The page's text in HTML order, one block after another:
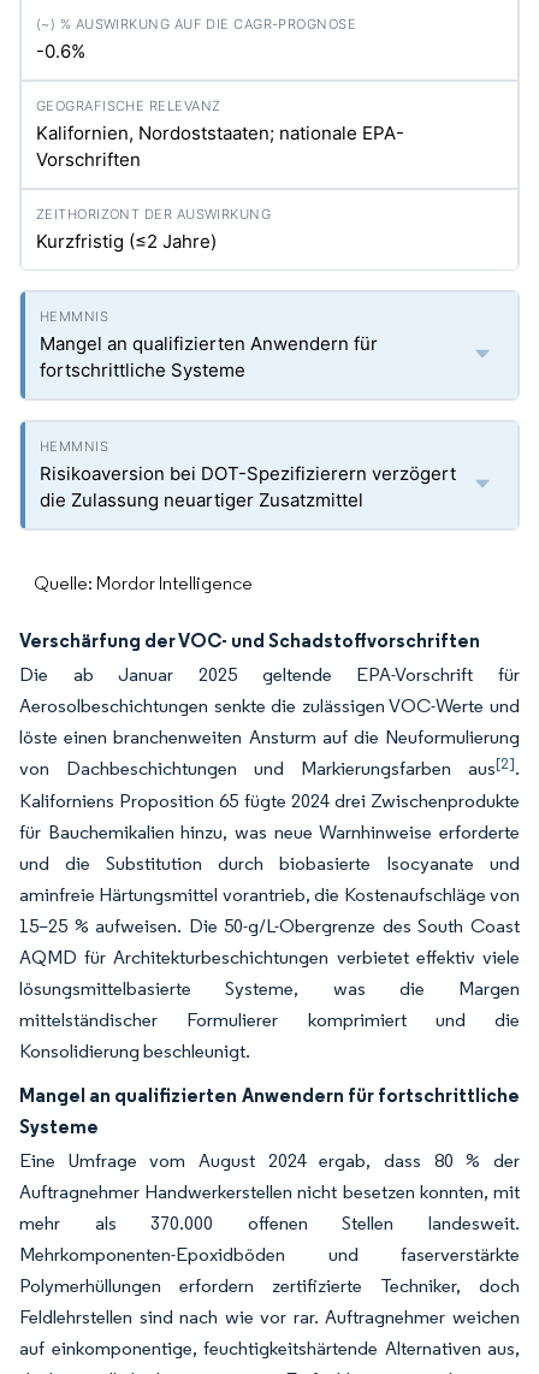
-0.6%
Kalifornien, Nordoststaaten; nationale EPA-
Vorschriften
Kurzfristig (≤2 Jahre)
Mangel an qualifizierten Anwendern für
fortschrittliche Systeme
Risikoaversion bei DOT-Spezifizierern verzögert
die Zulassung neuartiger Zusatzmittel
Quelle: Mordor Intelligence
Verschärfung der VOC- und Schadstoffvorschriften
Die ab Januar 2025 geltende EPA-Vorschrift für
Aerosolbeschichtungen senkte die zulässigen VOC-Werte und
löste einen branchenweiten Ansturm auf die Neuformulierung
von Dachbeschichtungen und Markierungsfarben aus[2].
Kaliforniens Proposition 65 fügte 2024 drei Zwischenprodukte
für Bauchemikalien hinzu, was neue Warnhinweise erforderte
und die Substitution durch biobasierte Isocyanate und
aminfreie Härtungsmittel vorantrieb, die Kostenaufschläge von
15–25 % aufweisen. Die 50-g/L-Obergrenze des South Coast
AQMD für Architekturbeschichtungen verbietet effektiv viele
lösungsmittelbasierte Systeme, was die Margen
mittelständischer Formulierer komprimiert und die
Konsolidierung beschleunigt.
Mangel an qualifizierten Anwendern für fortschrittliche
Systeme
Eine Umfrage vom August 2024 ergab, dass 80 % der
Auftragnehmer Handwerkerstellen nicht besetzen konnten, mit
mehr als 370.000 offenen Stellen landesweit.
Mehrkomponenten-Epoxidböden und faserverstärkte
Polymerhüllungen erfordern zertifizierte Techniker, doch
Feldlehrstellen sind nach wie vor rar. Auftragnehmer weichen
auf einkomponentige, feuchtigkeitshärtende Alternativen aus,